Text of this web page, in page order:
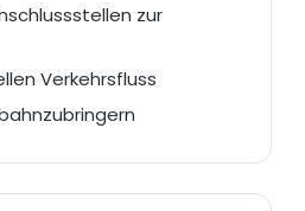
zur
Verkehrsfluss